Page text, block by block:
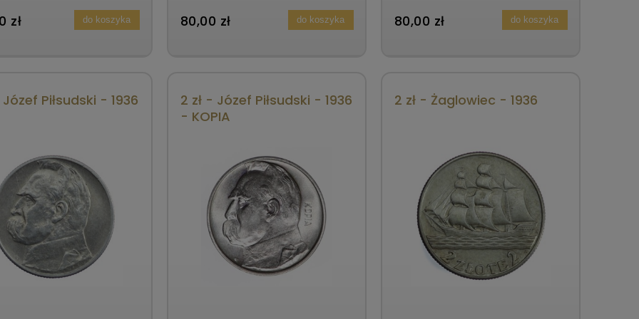
zł do koszyka 80,00 zł do koszyka 80,00 zł do koszyka
Piłsudski - 1936
2 zł - Józef Piłsudski - 1936
- KOPIA
2 zł - Żaglowiec - 1936